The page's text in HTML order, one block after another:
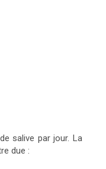
salive par jour. La
due :